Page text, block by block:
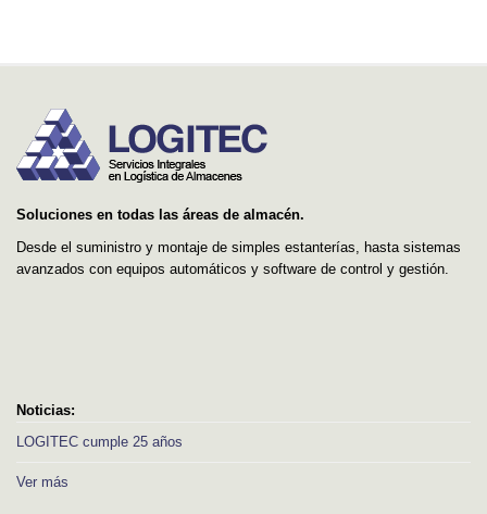
Soluciones en todas las áreas de almacén.
Desde el suministro y montaje de simples estanterías, hasta sistemas
avanzados con equipos automáticos y software de control y gestión.
Noticias:
LOGITEC cumple 25 años
Ver más